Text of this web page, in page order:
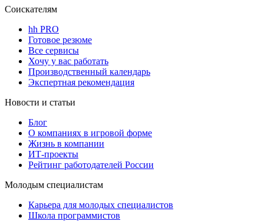
Соискателям
hh PRO
Готовое резюме
Все сервисы
Хочу у вас работать
Производственный календарь
Экспертная рекомендация
Новости и статьи
Блог
О компаниях в игровой форме
Жизнь в компании
ИТ-проекты
Рейтинг работодателей России
Молодым специалистам
Карьера для молодых специалистов
Школа программистов